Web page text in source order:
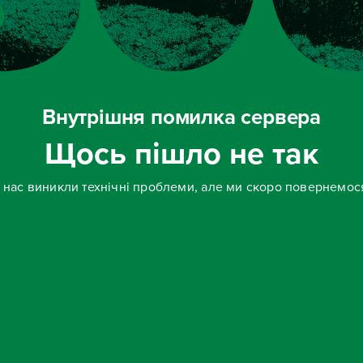
Внутрішня помилка сервера
Щось пішло не так
виникли технічні проблеми, але ми скоро